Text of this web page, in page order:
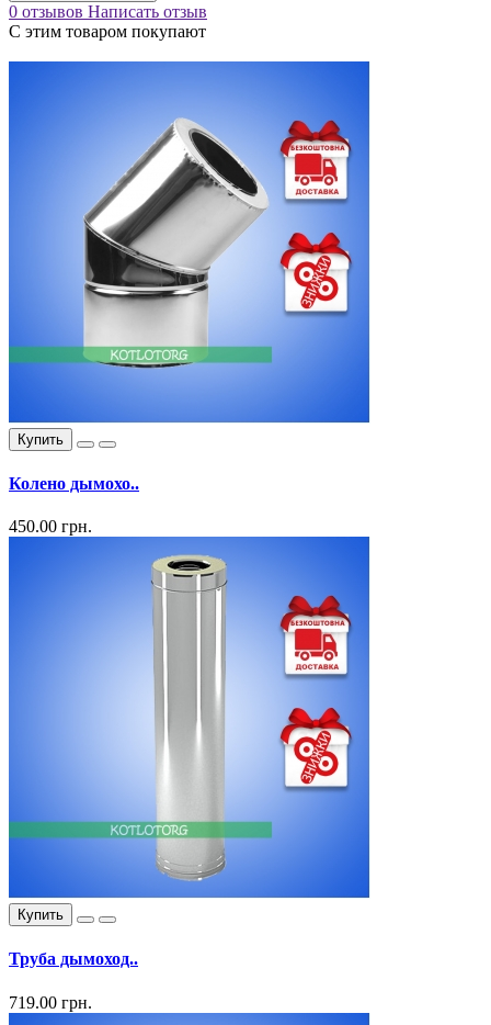
0 отзывов Написать отзыв
С этим товаром покупают
Купить
Колено дымохо..
450.00 грн.
Купить
Труба дымоход..
719.00 грн.